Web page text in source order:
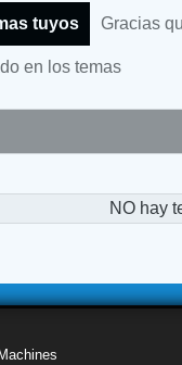
tuyos Gracias
en los temas
NO hay